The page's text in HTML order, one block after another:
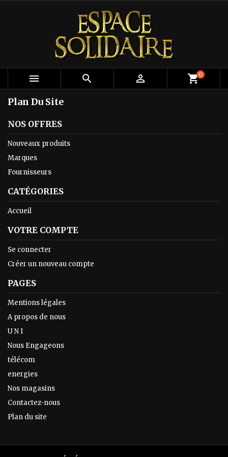
   shopping_cart0
Plan Du Site
NOS OFFRES
Nouveaux produits
Marques
Fournisseurs
CATÉGORIES
Accueil
VOTRE COMPTE
Se connecter
Créer un nouveau compte
PAGES
Mentions légales
A propos de nous
U N I
Nous Engageons
télécom
energies
Nos magasins
Contactez-nous
Plan du site